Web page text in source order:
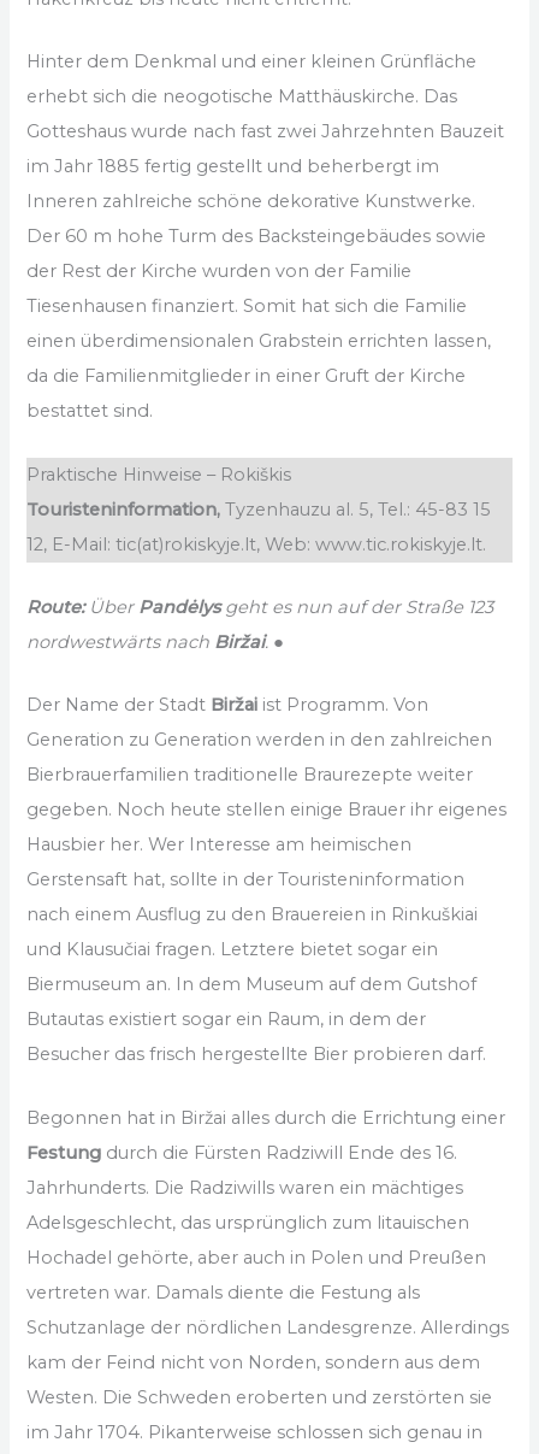
Hinter dem Denkmal und einer kleinen Grünfläche
erhebt sich die neogotische Matthäuskirche. Das
Gotteshaus wurde nach fast zwei Jahrzehnten Bauzeit
im Jahr 1885 fertig gestellt und beherbergt im
Inneren zahlreiche schöne dekorative Kunstwerke.
Der 60 m hohe Turm des Backsteingebäudes sowie
der Rest der Kirche wurden von der Familie
Tiesenhausen finanziert. Somit hat sich die Familie
einen überdimensionalen Grabstein errichten lassen,
da die Familienmitglieder in einer Gruft der Kirche
bestattet sind.
Praktische Hinweise – Rokiškis
Touristeninformation,Tyzenhauzu al. 5, Tel.: 45-83 15
12, E-Mail: tic(at)rokiskyje.lt, Web: www.tic.rokiskyje.lt.
Route:Über Pandėlysgeht es nun auf der Straße 123
nordwestwärts nach Biržai. ●
Der Name der Stadt Biržai ist Programm. Von
Generation zu Generation werden in den zahlreichen
Bierbrauerfamilien traditionelle Braurezepte weiter
gegeben. Noch heute stellen einige Brauer ihr eigenes
Hausbier her. Wer Interesse am heimischen
Gerstensaft hat, sollte in der Touristeninformation
nach einem Ausflug zu den Brauereien in Rinkuškiai
und Klausučiai fragen. Letztere bietet sogar ein
Biermuseum an. In dem Museum auf dem Gutshof
Butautas existiert sogar ein Raum, in dem der
Besucher das frisch hergestellte Bier probieren darf.
Begonnen hat in Biržai alles durch die Errichtung einer
Festung durch die Fürsten Radziwill Ende des 16.
Jahrhunderts. Die Radziwills waren ein mächtiges
Adelsgeschlecht, das ursprünglich zum litauischen
Hochadel gehörte, aber auch in Polen und Preußen
vertreten war. Damals diente die Festung als
Schutzanlage der nördlichen Landesgrenze. Allerdings
kam der Feind nicht von Norden, sondern aus dem
Westen. Die Schweden eroberten und zerstörten sie
im Jahr 1704. Pikanterweise schlossen sich genau in